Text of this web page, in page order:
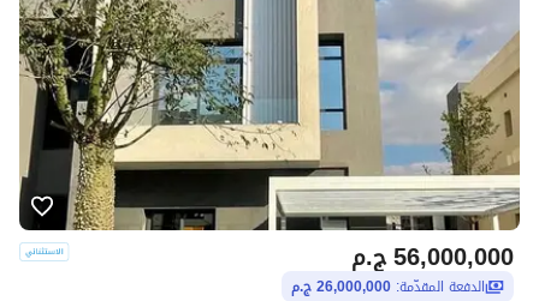
ج.م56,000,000
الدفعة المقدّمة: 26,000,000 ج.م